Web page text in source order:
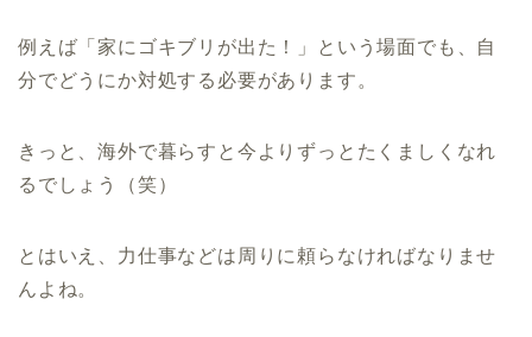
例えば「家にゴキブリが出た！」という場面でも、自
分でどうにか対処する必要があります。
きっと、海外で暮らすと今よりずっとたくましくなれ
るでしょう（笑）
とはいえ、力仕事などは周りに頼らなければなりませ
んよね。